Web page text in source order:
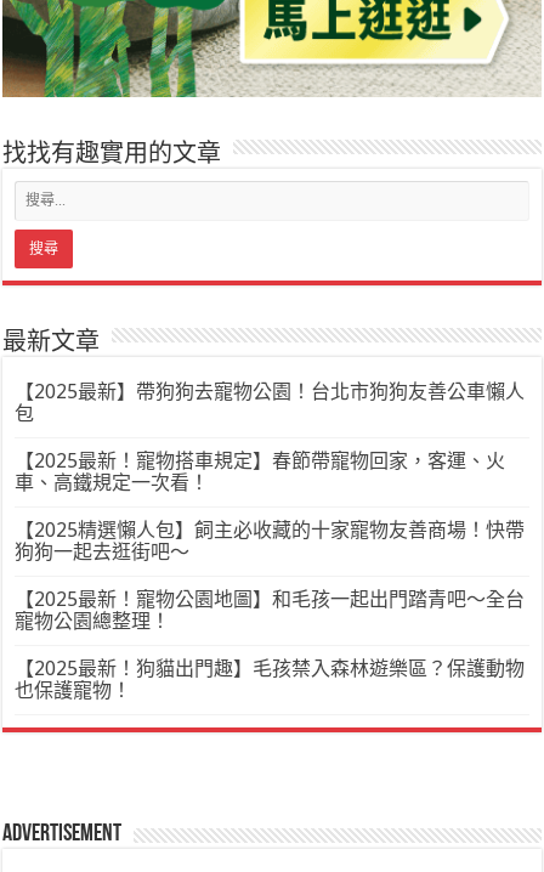
找找有趣實用的文章
最新文章
【2025最新】帶狗狗去寵物公園！台北市狗狗友善公車懶人
包
【2025最新！寵物搭車規定】春節帶寵物回家，客運、火
車、高鐵規定一次看！
【2025精選懶人包】飼主必收藏的十家寵物友善商場！快帶
狗狗一起去逛街吧～
【2025最新！寵物公園地圖】和毛孩一起出門踏青吧～全台
寵物公園總整理！
【2025最新！狗貓出門趣】毛孩禁入森林遊樂區？保護動物
也保護寵物！
Advertisement